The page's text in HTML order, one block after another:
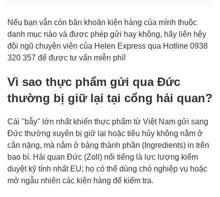
Nếu bạn vẫn còn băn khoăn kiện hàng của mình thuộc
danh mục nào và được phép gửi hay không, hãy liên hệy
đội ngũ chuyên viên của Helen Express qua Hotline 0938
320 357 để được tư vấn miễn phí!
Vì sao thực phẩm gửi qua Đức
thường bị giữ lại tại cổng hải quan?
Cái "bẫy" lớn nhất khiến thực phẩm từ Việt Nam gửi sang
Đức thường xuyên bị giữ lại hoặc tiêu hủy không nằm ở
cân nặng, mà nằm ở bảng thành phần (Ingredients) in trên
bao bì. Hải quan Đức (Zoll) nổi tiếng là lực lượng kiểm
duyệt kỹ tính nhất EU; họ có thể dùng chó nghiệp vụ hoặc
mở ngẫu nhiên các kiện hàng để kiểm tra.